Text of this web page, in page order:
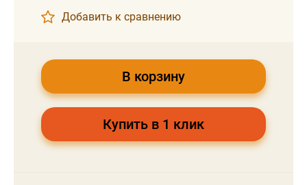
Добавить к сравнению
В корзину
Купить в 1 клик